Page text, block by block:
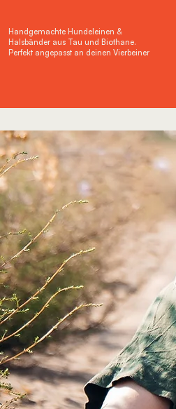
Handgemachte Hundeleinen &
Halsbänder aus Tau und Biothane.
Perfekt angepasst an deinen Vierbeiner